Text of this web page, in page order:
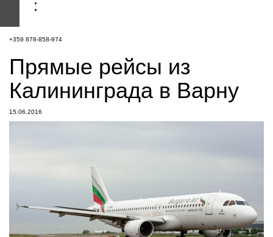
+359 878-858-974
Прямые рейсы из
Калининграда в Варну
15.06.2016